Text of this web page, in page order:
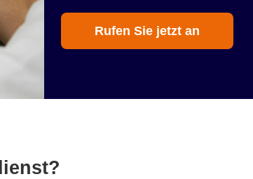
Rufen Sie jetzt an